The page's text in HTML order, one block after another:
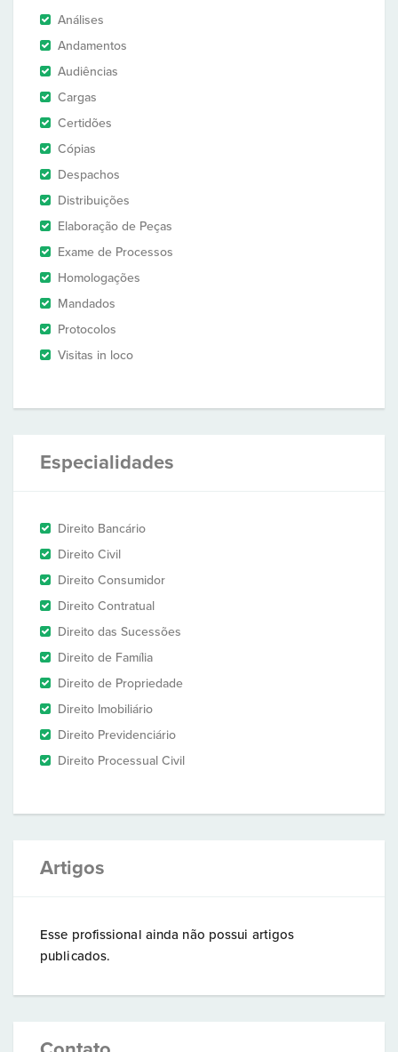
Análises
Andamentos
Audiências
Cargas
Certidões
Cópias
Despachos
Distribuições
Elaboração de Peças
Exame de Processos
Homologações
Mandados
Protocolos
Visitas in loco
Especialidades
Direito Bancário
Direito Civil
Direito Consumidor
Direito Contratual
Direito das Sucessões
Direito de Família
Direito de Propriedade
Direito Imobiliário
Direito Previdenciário
Direito Processual Civil
Artigos
Esse profissional ainda não possui artigos
publicados.